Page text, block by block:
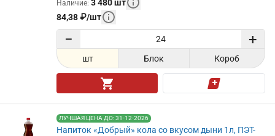
Наличие: 3 480шт
84,38 ₽/шт
− +
шт Блок Короб
ЛУЧШАЯ ЦЕНА ДО: 31-12-2026
Напиток «Добрый» кола со вкусом дыни 1л, ПЭТ-